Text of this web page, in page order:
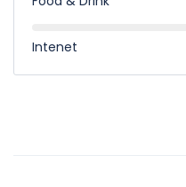
Intenet